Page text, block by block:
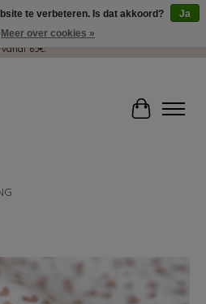
GRATIS in! Duid dit zeker aan in je
vanaf 65€.
slideshow Items
te verbeteren. Is dat akkoord?
Ja
Meer over cookies »